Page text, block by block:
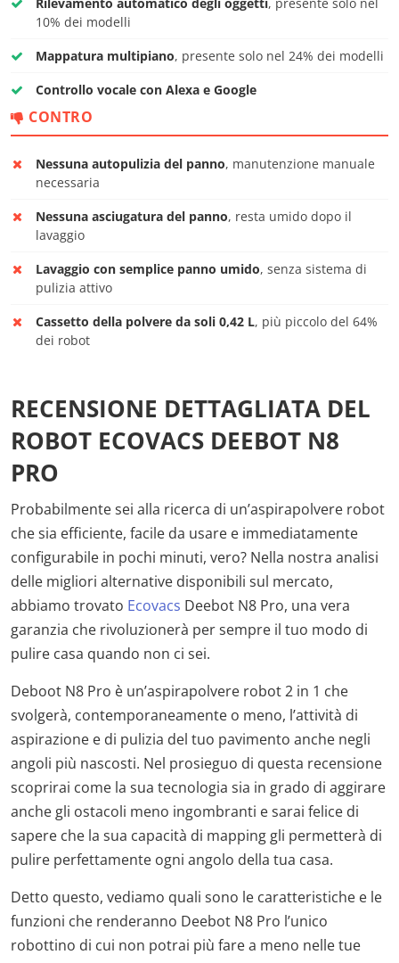
10% dei modelli
Mappatura multipiano, presente solo nel 24% dei modelli
Controllo vocale con Alexa e Google
CONTRO
Nessuna autopulizia del panno, manutenzione manuale
necessaria
Nessuna asciugatura del panno, resta umido dopo il
lavaggio
Lavaggio con semplice panno umido, senza sistema di
pulizia attivo
Cassetto della polvere da soli 0,42 L, più piccolo del 64%
dei robot
RECENSIONE DETTAGLIATA DEL
ROBOT ECOVACS DEEBOT N8
PRO
Probabilmente sei alla ricerca di un’aspirapolvere robot
che sia efficiente, facile da usare e immediatamente
configurabile in pochi minuti, vero? Nella nostra analisi
delle migliori alternative disponibili sul mercato,
abbiamo trovato Ecovacs Deebot N8 Pro, una vera
garanzia che rivoluzionerà per sempre il tuo modo di
pulire casa quando non ci sei.
Deboot N8 Pro è un’aspirapolvere robot 2 in 1 che
svolgerà, contemporaneamente o meno, l’attività di
aspirazione e di pulizia del tuo pavimento anche negli
angoli più nascosti. Nel prosieguo di questa recensione
scoprirai come la sua tecnologia sia in grado di aggirare
anche gli ostacoli meno ingombranti e sarai felice di
sapere che la sua capacità di mapping gli permetterà di
pulire perfettamente ogni angolo della tua casa.
Detto questo, vediamo quali sono le caratteristiche e le
funzioni che renderanno Deebot N8 Pro l’unico
robottino di cui non potrai più fare a meno nelle tue